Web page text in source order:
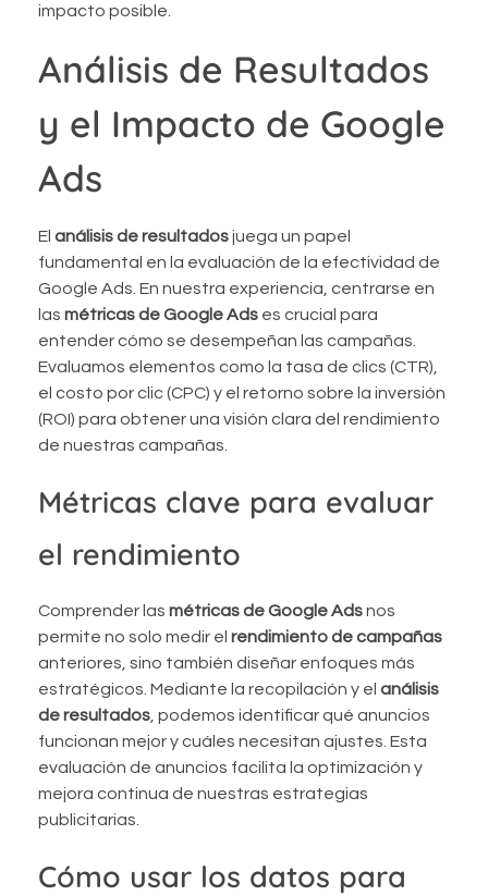
impacto posible.
Análisis de Resultados
y el Impacto de Google
Ads
El análisis de resultadosjuega un papel
fundamental en la evaluación de la efectividad de
Google Ads. En nuestra experiencia, centrarse en
las métricas de Google Ads es crucial para
entender cómo se desempeñan las campañas.
Evaluamos elementos como la tasa de clics (CTR),
el costo por clic (CPC) y el retorno sobre la inversión
(ROI) para obtener una visión clara del rendimiento
de nuestras campañas.
Métricas clave para evaluar
el rendimiento
Comprender las métricas de Google Adsnos
permite no solo medir el rendimiento de campañas
anteriores, sino también diseñar enfoques más
estratégicos. Mediante la recopilación y el análisis
de resultados , podemos identificar qué anuncios
funcionan mejor y cuáles necesitan ajustes. Esta
evaluación de anuncios facilita la optimización y
mejora continua de nuestras estrategias
publicitarias.
Cómo usar los datos para